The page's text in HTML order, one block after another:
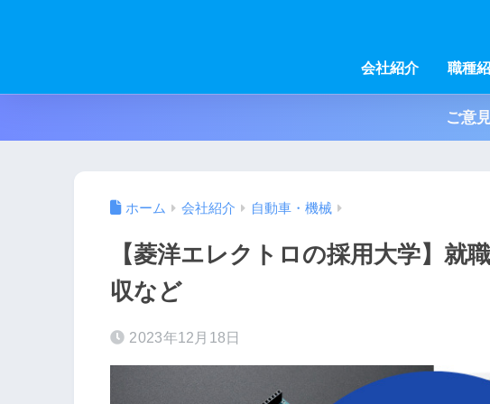
会社紹介 職種
ご意
ホーム 会社紹介 自動車・機械
【菱洋エレクトロの採用大学】就
収など
2023年12月18日